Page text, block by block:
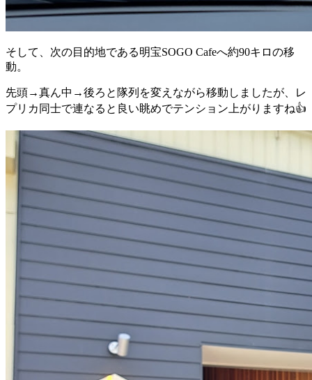
そして、次の目的地である明宝SOGO Cafeへ約90キロの移
動。
先頭→真ん中→後ろと隊列を変えながら移動しましたが、レ
プリカ同士で連なると良い眺めでテンション上がりますね👍️